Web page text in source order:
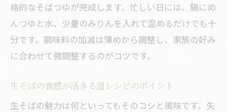
格的なそばつゆが完成します。忙しい日には、鍋にめ
んつゆと水、少量のみりんを入れて温めるだけでも十
分です。調味料の加減は薄めから調整し、家族の好み
に合わせて微調整するのがコツです。
生そばの食感が活きる温レシピのポイント
生そばの魅力は何といってもそのコシと風味です。失